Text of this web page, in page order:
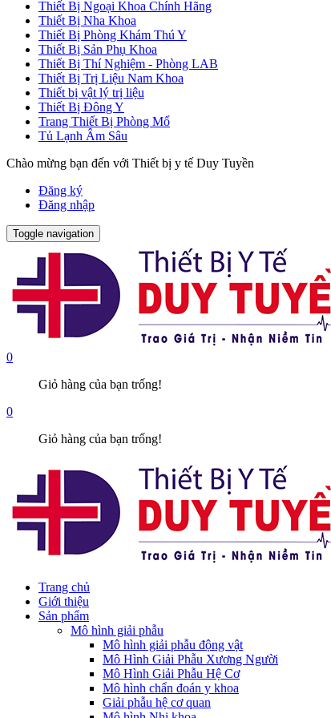
Thiết Bị Ngoại Khoa Chính Hãng
Thiết Bị Nha Khoa
Thiết Bị Phòng Khám Thú Y
Thiết Bị Sản Phụ Khoa
Thiết Bị Thí Nghiệm - Phòng LAB
Thiết Bị Trị Liệu Nam Khoa
Thiết bị vật lý trị liệu
Thiết Bị Đông Y
Trang Thiết Bị Phòng Mổ
Tủ Lạnh Âm Sâu
Chào mừng bạn đến với Thiết bị y tế Duy Tuyền
Đăng ký
Đăng nhập
Toggle navigation
0
Giỏ hàng của bạn trống!
0
Giỏ hàng của bạn trống!
Trang chủ
Giới thiệu
Sản phẩm
Mô hình giải phẫu
Mô hình giải phẫu động vật
Mô Hình Giải Phẫu Xương Người
Mô Hình Giải Phẫu Hệ Cơ
Mô hình chẩn đoán y khoa
Giải phẫu hệ cơ quan